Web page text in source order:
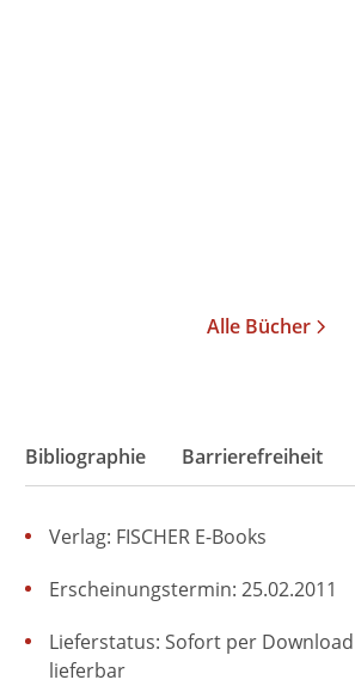
Alle Bücher
Bibliographie Barrierefreiheit
Verlag: FISCHER E-Books
Erscheinungstermin: 25.02.2011
Lieferstatus: Sofort per Download
lieferbar